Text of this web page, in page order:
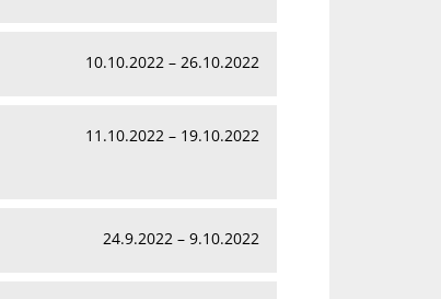
10.10.2022 – 26.10.2022
11.10.2022 – 19.10.2022
24.9.2022 – 9.10.2022